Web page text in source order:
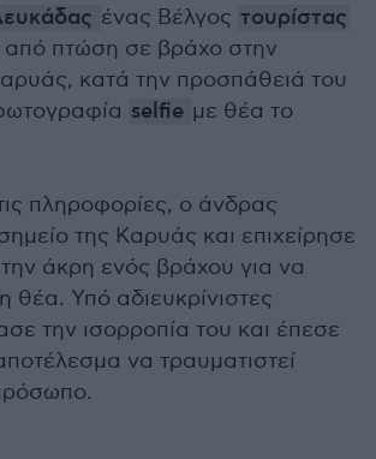
ένας Βέλγος τουρίστας
από πτώση σε βράχο στην
κατά την προσπάθειά του
selfie με θέα το
πληροφορίες, ο άνδρας
της Καρυάς και επιχείρησε
άκρη ενός βράχου για να
θέα. Υπό αδιευκρίνιστες
την ισορροπία του και έπεσε
να τραυματιστεί